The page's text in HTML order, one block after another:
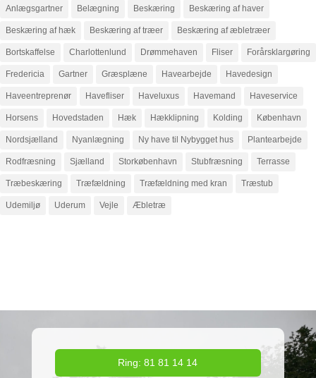
Anlægsgartner Belægning Beskæring Beskæring af haver
Beskæring af hæk Beskæring af træer Beskæring af æbletræer
Bortskaffelse Charlottenlund Drømmehaven Fliser Forårsklargøring
Fredericia Gartner Græsplæne Havearbejde Havedesign
Haveentreprenør Havefliser Haveluxus Havemand Haveservice
Horsens Hovedstaden Hæk Hækklipning Kolding København
Nordsjælland Nyanlægning Ny have til Nybygget hus Plantearbejde
Rodfræsning Sjælland Storkøbenhavn Stubfræsning Terrasse
Træbeskæring Træfældning Træfældning med kran Træstub
Udemiljø Uderum Vejle Æbletræ
Ring: 81 81 14 14